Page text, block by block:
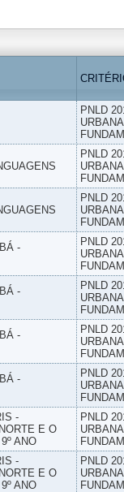
PNLD
PNLD
PNLD
-
PNLD
-
PNLD
-
PNLD
-
PNLD
-
E O
ANO
PNLD
-
E O
ANO
PNLD